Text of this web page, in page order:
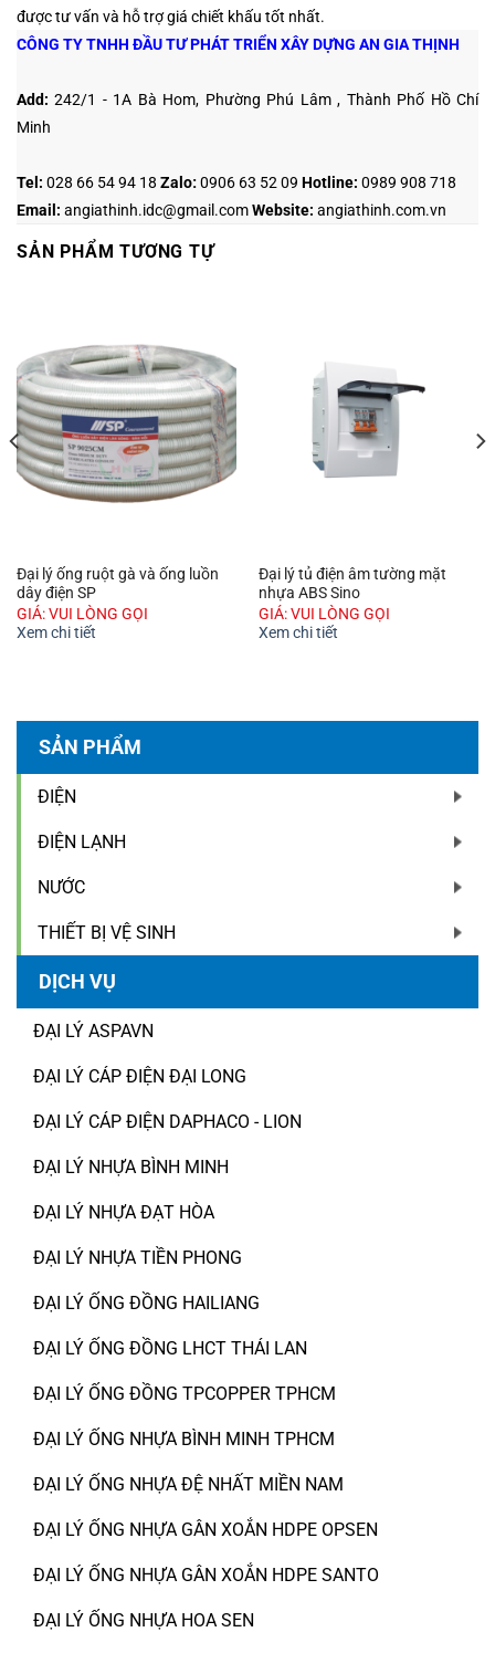
SẢN PHẨM
ĐIỆN
ĐIỆN LẠNH
NƯỚC
THIẾT BỊ VỆ SINH
DỊCH VỤ
ĐẠI LÝ ASPAVN
ĐẠI LÝ CÁP ĐIỆN ĐẠI LONG
ĐẠI LÝ CÁP ĐIỆN DAPHACO - LION
ĐẠI LÝ NHỰA BÌNH MINH
ĐẠI LÝ NHỰA ĐẠT HÒA
ĐẠI LÝ NHỰA TIỀN PHONG
ĐẠI LÝ ỐNG ĐỒNG HAILIANG
ĐẠI LÝ ỐNG ĐỒNG LHCT THÁI LAN
ĐẠI LÝ ỐNG ĐỒNG TPCOPPER TPHCM
ĐẠI LÝ ỐNG NHỰA BÌNH MINH TPHCM
ĐẠI LÝ ỐNG NHỰA ĐỆ NHẤT MIỀN NAM
ĐẠI LÝ ỐNG NHỰA GÂN XOẮN HDPE OPSEN
ĐẠI LÝ ỐNG NHỰA GÂN XOẮN HDPE SANTO
ĐẠI LÝ ỐNG NHỰA HOA SEN
được tư vấn và hỗ trợ giá chiết khấu tốt nhất.
CÔNG TY TNHH ĐẦU TƯ PHÁT TRIỂN XÂY DỰNG AN GIA THỊNH
Add:242/1 - 1A Bà Hom, Phường Phú Lâm , Thành Phố Hồ Chí
Minh
Tel: 028 66 54 94 18 Zalo:0906 63 52 09 Hotline: 0989 908 718
Email: angiathinh.idc@gmail.comWebsite: angiathinh.com.vn
SẢN PHẨM TƯƠNG TỰ
Đại lý ống ruột gà và ống luồn
dây điện SP
GIÁ: VUI LÒNG GỌI
Xem chi tiết
Đại lý tủ điện âm tường mặt
nhựa ABS Sino
GIÁ: VUI LÒNG GỌI
Xem chi tiết